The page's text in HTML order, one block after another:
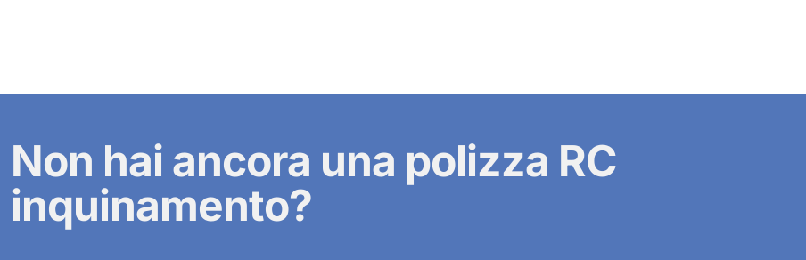
Non hai ancora una polizza RC
inquinamento?